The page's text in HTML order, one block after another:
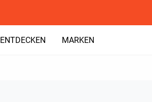
ENTDECKEN MARKEN